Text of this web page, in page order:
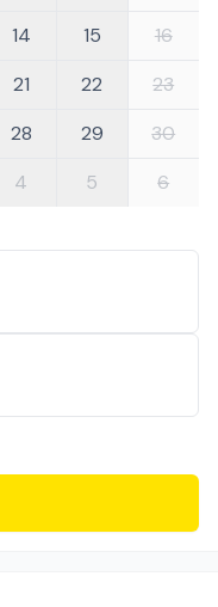
14 15
16
21 22
23
28 29
30
4 5 6